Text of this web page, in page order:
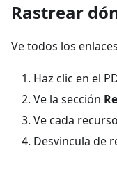
Rastrear
Ve todos los
Haz clic en el
Ve la sección
Ve cada
Desvincula de